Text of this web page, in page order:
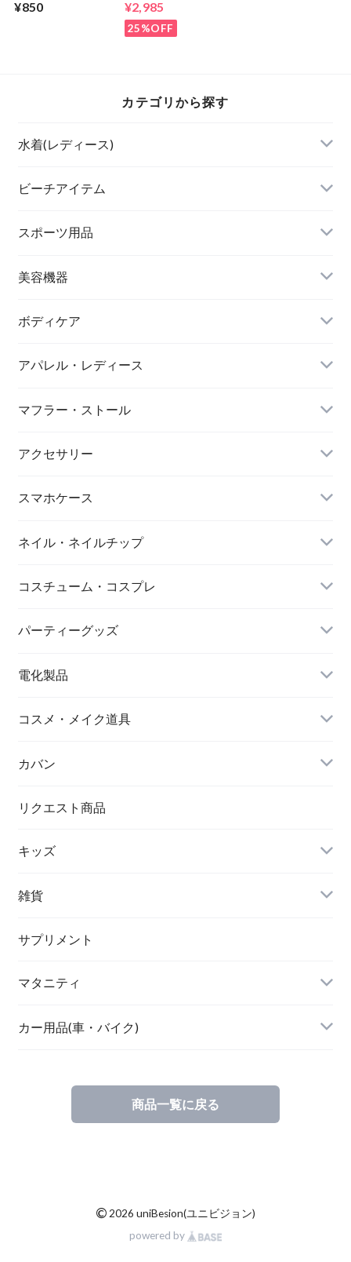
ブラシ型)メイクブ
¥850
ッター Vライン/ア
ンダーヘアー/お手
入れ/処理/アンダー
¥2,985
25%OFF
カテゴリから探す
水着(レディース)
ビキニ
ハイネックビキニ
ビーチアイテム
ビーチサンダル
ヌードブラ
カーディガン・羽織
ステッカー
スポーツ用品
サウナスーツ
スイムウェア
スポーツブラ
レギンス・スパッツ
スポーツウェアセット
美容機器
脱毛器
ボディケア
リップ・唇
マスク
ダイエット
アイマスク
靴下・ソックス
シワ取りテープ
アパレル・レディース
レッグウォーマー
マフラー・ストール
大判ストール
アクセサリー
キーホルダー
スマホケース
iPhone
ネイル・ネイルチップ
コスチューム・コスプレ
クリスマス
パーティーグッズ
電化製品
ドローン
コスメ・メイク道具
メイクブラシ
シワ取りテープ
カバン
トートバッグ
リュック
クラッチバッグ
リクエスト商品
キッズ
アウター(女の子)
ボディケア・スキンケア
雑貨
POETIC
キッチングッズ
素材・ハンドメイド
サプリメント
マタニティ
トップス
カー用品(車・バイク)
商品一覧に戻る
© 2026 uniBesion(ユニビジョン)
powered by